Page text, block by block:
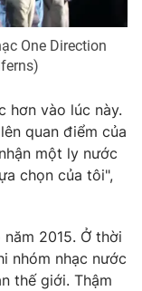
Việt
bằng AI
One Direction
hơn vào lúc này.
quan điểm của
một ly nước
chọn của tôi",
2015. Ở thời
nhóm nhạc nước
thế giới. Thậm